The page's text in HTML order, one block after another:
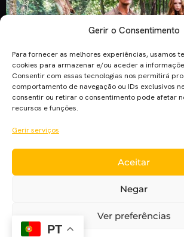
Gerir o Consentimento
Para fornecer as melhores experiências, usamos
cookies para armazenar e/ou aceder a
Consentir com essas tecnologias nos permitirá
comportamento de navegação ou IDs exclusivos
consentir ou retirar o consentimento pode afetar
recursos e funções.
Gerir serviços
Aceitar
Negar
Ver preferências
Uma foto da sequela do filme “Jumanji” de
alguns fãs preocupados. Porquê? Porque
aparece com um top e calções curtos. A
aparecem na mesma foto (foto em
classificado como ‘desnecessário’ e
PT